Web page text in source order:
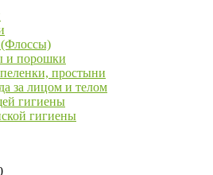
и порошки
простыни
за лицом и телом
гигиены
гигиены